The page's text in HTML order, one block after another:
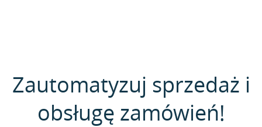
Zautomatyzuj sprzedaż i
obsługę zamówień!